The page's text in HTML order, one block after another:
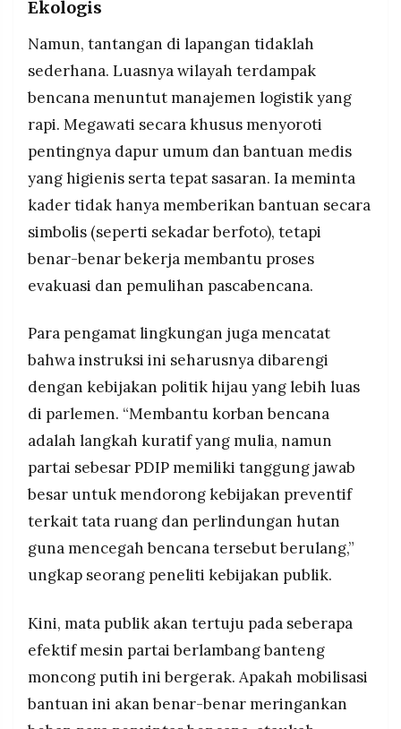
Ekologis
Namun, tantangan di lapangan tidaklah
sederhana. Luasnya wilayah terdampak
bencana menuntut manajemen logistik yang
rapi. Megawati secara khusus menyoroti
pentingnya dapur umum dan bantuan medis
yang higienis serta tepat sasaran. Ia meminta
kader tidak hanya memberikan bantuan secara
simbolis (seperti sekadar berfoto), tetapi
benar-benar bekerja membantu proses
evakuasi dan pemulihan pascabencana.
Para pengamat lingkungan juga mencatat
bahwa instruksi ini seharusnya dibarengi
dengan kebijakan politik hijau yang lebih luas
di parlemen. “Membantu korban bencana
adalah langkah kuratif yang mulia, namun
partai sebesar PDIP memiliki tanggung jawab
besar untuk mendorong kebijakan preventif
terkait tata ruang dan perlindungan hutan
guna mencegah bencana tersebut berulang,”
ungkap seorang peneliti kebijakan publik.
Kini, mata publik akan tertuju pada seberapa
efektif mesin partai berlambang banteng
moncong putih ini bergerak. Apakah mobilisasi
bantuan ini akan benar-benar meringankan